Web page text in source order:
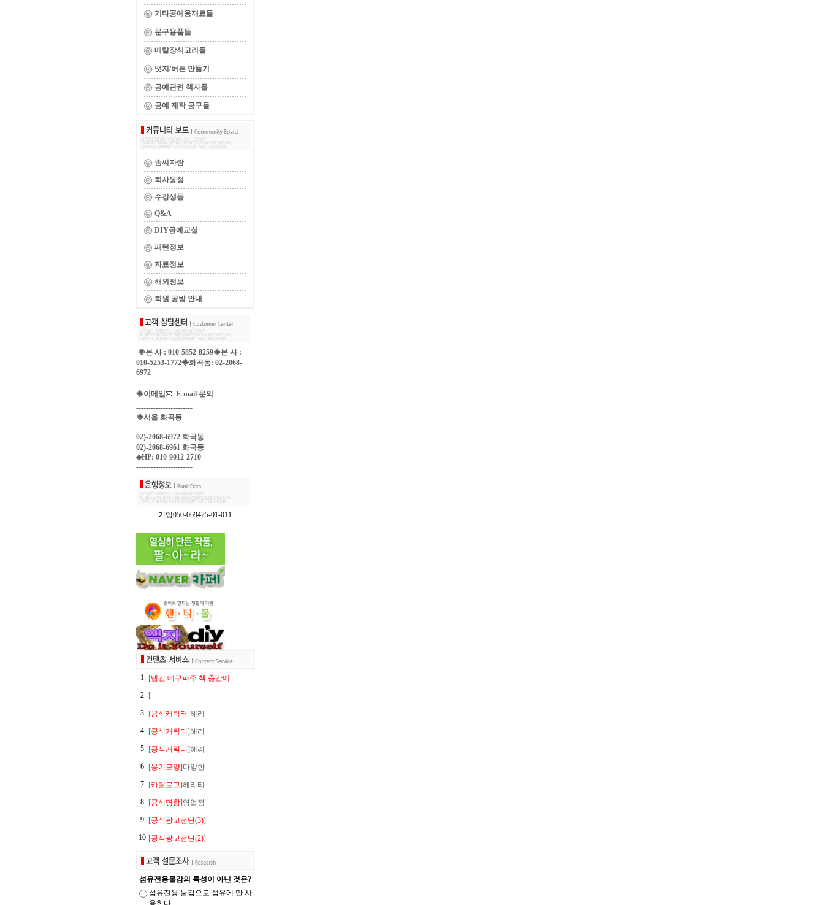
기타공예용재료들
문구용품들
메탈장식고리들
뱃지/버튼 만들기
공예관련 책자들
공예 제작 공구들
솜씨자랑
회사동정
수강생들
Q&A
DIY공예교실
패턴정보
자료정보
해외정보
회원 공방 안내
◈본 사 : 010-5852-8259◈본 사 :
010-5253-1772◈화곡동: 02-2068-
6972
-----------------------
◈이메일
E-mail 문의
-----------------------
◈서울 화곡동
-----------------------
02)-2068-6972 화곡동
02)-2068-6961 화곡동
◈HP: 010-9012-2710
-----------------------
기업050-069425-01-011
1 [냅킨 데쿠파주 책 출간예
2
[
3 [공식캐릭터]헤리
4
[공식캐릭터]헤리
5
[공식캐릭터]헤리
6
[용기모양]다양한
7
[카탈로그]헤리티
8
[공식명함]영업점
9
[공식광고전단(3)]
10 [공식광고전단(2)]
섬유전용물감의 특성이 아닌 것은?
섬유전용 물감으로 섬유에 만 사
용한다.